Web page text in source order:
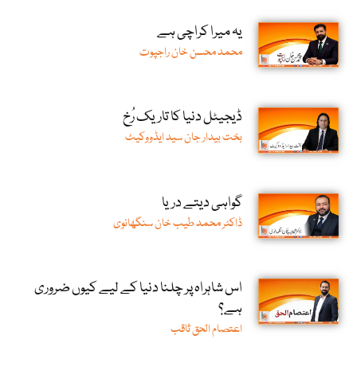
یہ میرا کراچی ہے
محمد محسن خان راجپوت
ڈیجیٹل دنیا کا تاریک رُخ
بخت بیدار جان سید ایڈووکیٹ
گواہی دیتے دریا
ڈاکٹر محمد طیب خان سنگھانوی
اس شاہراہ پر چلنا دنیا کے لیے کیوں ضروری
ہے؟
اعتصام الحق ثاقب